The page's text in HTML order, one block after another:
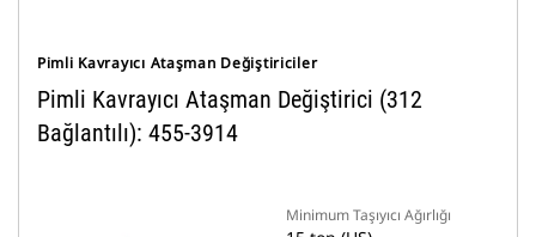
Pimli Kavrayıcı Ataşman Değiştiriciler
Pimli Kavrayıcı Ataşman Değiştirici (312
Bağlantılı): 455-3914
Minimum Taşıyıcı Ağırlığı